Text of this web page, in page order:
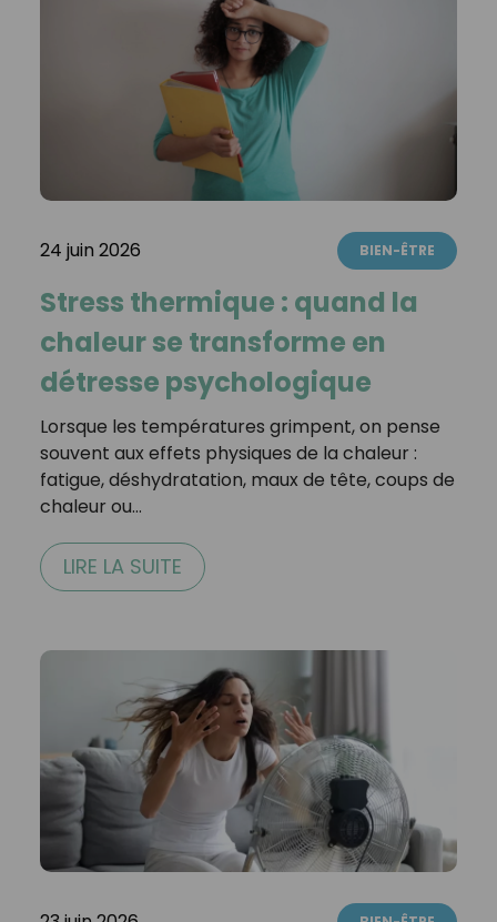
24 juin 2026 BIEN-ÊTRE
Stress thermique : quand la
chaleur se transforme en
détresse psychologique
Lorsque les températures grimpent, on pense
souvent aux effets physiques de la chaleur :
fatigue, déshydratation, maux de tête, coups de
chaleur ou…
LIRE LA SUITE